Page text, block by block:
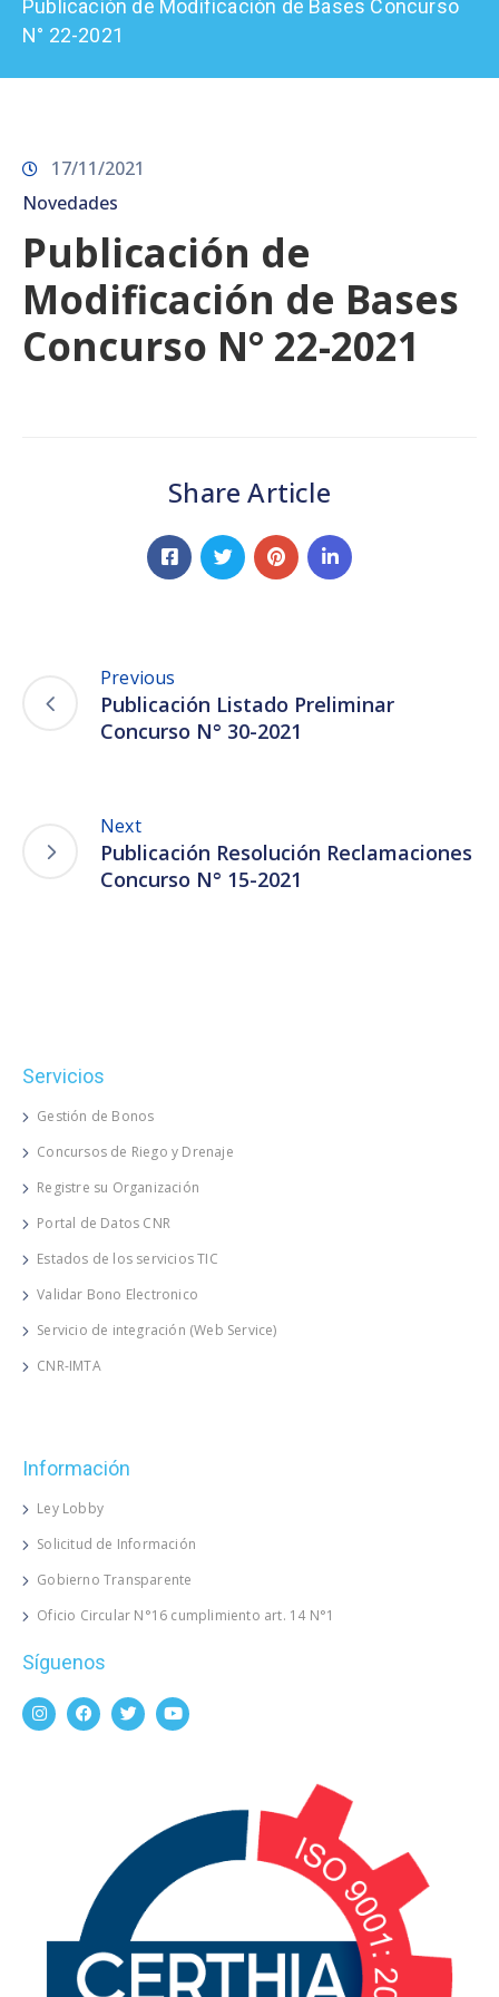
Prensa
Publicación de Modificación de Bases Concurso
N° 22-2021
17/11/2021
Novedades
Publicación de
Modificación de Bases
Concurso N° 22-2021
Share Article
Previous
Publicación Listado Preliminar
Concurso N° 30-2021
Next
Publicación Resolución Reclamaciones
Concurso N° 15-2021
Servicios
Gestión de Bonos
Concursos de Riego y Drenaje
Registre su Organización
Portal de Datos CNR
Estados de los servicios TIC
Validar Bono Electronico
Servicio de integración (Web Service)
CNR-IMTA
Información
Ley Lobby
Solicitud de Información
Gobierno Transparente
Oficio Circular N°16 cumplimiento art. 14 N°1
Síguenos